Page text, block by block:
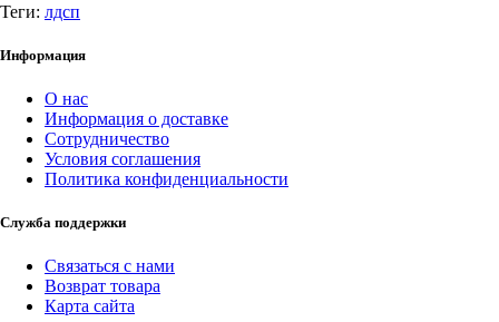
Теги: лдсп
Информация
О нас
Информация о доставке
Сотрудничество
Условия соглашения
Политика конфиденциальности
Служба поддержки
Связаться с нами
Возврат товара
Карта сайта